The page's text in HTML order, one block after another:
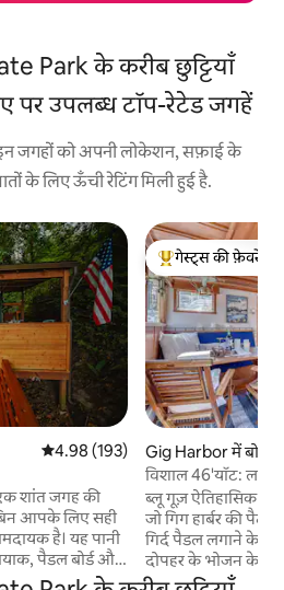
Park के करीब छुट्टियाँ
पर उपलब्ध टॉप-रेटेड जगहें
जगहों को अपनी लोकेशन, सफ़ाई के
के लिए ऊँची रेटिंग मिली हुई है.
औसत रेटिंग 5 में से 4.98, 193 समीक्षाएँ
4.98 (193)
शांत जगह की
आपके लिए सही
है। यह पानी
पैडल बोर्ड और
गेस्ट्स का टॉप फ़ेवरेट
गेस्ट्स की फ़ेवरेट
Gig Harbor में बोट
विशाल 46'यॉट:
ब्लू गूज़ ऐतिहासिक
जो गिग हार्बर की पैदल दूरी पर है।
गिर्द पैडल लगाने के
दोपहर के भोजन के लिए
एंथनी के समुद्री